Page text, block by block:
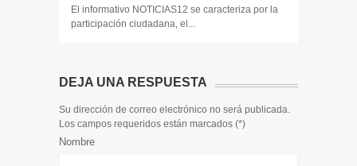
El informativo NOTICIAS12 se caracteriza por la
participación ciudadana, el...
DEJA UNA RESPUESTA
Su dirección de correo electrónico no será publicada.
Los campos requeridos están marcados (*)
Nombre